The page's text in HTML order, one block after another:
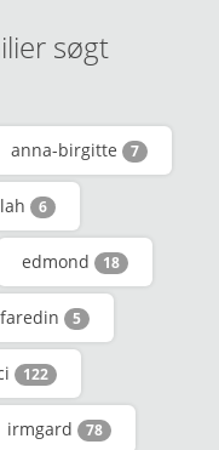
søgt
anna-birgitte 7
6
edmond 18
faredin 5
122
irmgard 78